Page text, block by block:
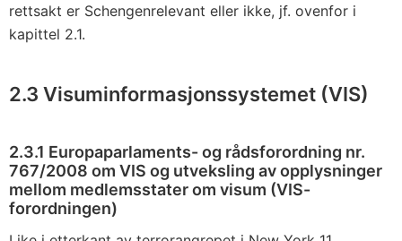
rettsakt er Schengenrelevant eller ikke, jf. ovenfor i
kapittel 2.1.
2.3 Visuminformasjonssystemet (VIS)
2.3.1 Europaparlaments- og rådsforordning nr.
767/2008 om VIS og utveksling av opplysninger
mellom medlemsstater om visum (VIS-
forordningen)